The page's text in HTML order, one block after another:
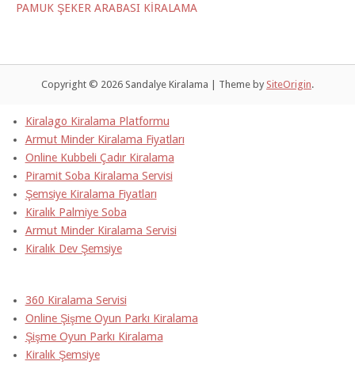
PAMUK ŞEKER ARABASI KİRALAMA
Copyright © 2026 Sandalye Kiralama Theme by SiteOrigin.
Kiralago Kiralama Platformu
Armut Minder Kiralama Fiyatları
Online Kubbeli Çadır Kiralama
Piramit Soba Kiralama Servisi
Şemsiye Kiralama Fiyatları
Kiralık Palmiye Soba
Armut Minder Kiralama Servisi
Kiralık Dev Şemsiye
360 Kiralama Servisi
Online Şişme Oyun Parkı Kiralama
Şişme Oyun Parkı Kiralama
Kiralık Şemsiye